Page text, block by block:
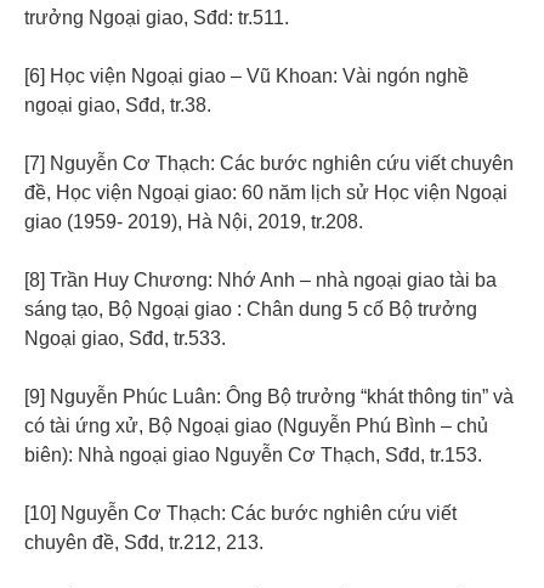
trưởng Ngoại giao, Sđd: tr.511.
[6] Học viện Ngoại giao – Vũ Khoan: Vài ngón nghề
ngoại giao, Sđd, tr.38.
[7] Nguyễn Cơ Thạch: Các bước nghiên cứu viết chuyên
đề, Học viện Ngoại giao: 60 năm lịch sử Học viện Ngoại
giao (1959- 2019), Hà Nội, 2019, tr.208.
[8] Trần Huy Chương: Nhớ Anh – nhà ngoại giao tài ba
sáng tạo, Bộ Ngoại giao : Chân dung 5 cố Bộ trưởng
Ngoại giao, Sđd, tr.533.
[9] Nguyễn Phúc Luân: Ông Bộ trưởng “khát thông tin” và
có tài ứng xử, Bộ Ngoại giao (Nguyễn Phú Bình – chủ
biên): Nhà ngoại giao Nguyễn Cơ Thạch, Sđd, tr.153.
[10] Nguyễn Cơ Thạch: Các bước nghiên cứu viết
chuyên đề, Sđd, tr.212, 213.